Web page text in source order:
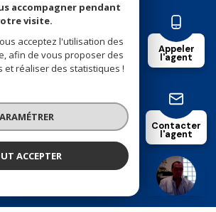
NICOLAS CALLEWAERT
Appeler
l'agent
Contacter
l'agent
accompagner pendant
visite.
acceptez l'utilisation des
afin de vous proposer des
et réaliser des statistiques !
ACCEPTER